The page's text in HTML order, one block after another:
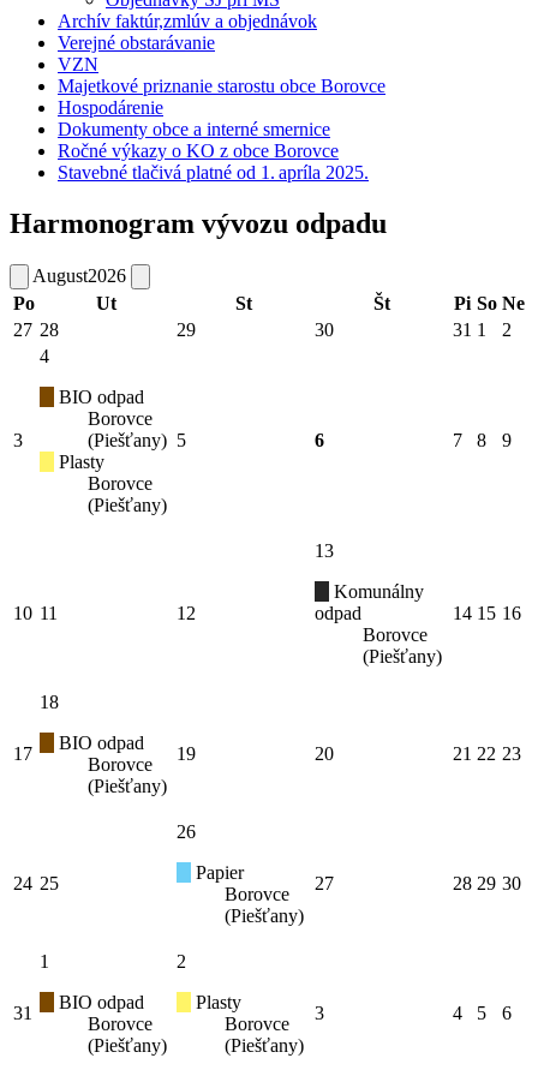
Archív faktúr,zmlúv a objednávok
Verejné obstarávanie
VZN
Majetkové priznanie starostu obce Borovce
Hospodárenie
Dokumenty obce a interné smernice
Ročné výkazy o KO z obce Borovce
Stavebné tlačivá platné od 1. apríla 2025.
Harmonogram vývozu odpadu
August2026
Po
Ut St Št Pi So Ne
27 28 29 30 31 1 2
3
4
BIO odpad
Borovce
(Piešťany)
Plasty
Borovce
(Piešťany)
5 6 7 8 9
10 11 12
13
Komunálny
odpad
Borovce
(Piešťany)
14 15 16
17
18
BIO odpad
Borovce
(Piešťany)
19 20 21 22 23
24 25
26
Papier
Borovce
(Piešťany)
27 28 29 30
31
1
BIO odpad
Borovce
(Piešťany)
2
Plasty
Borovce
(Piešťany)
3 4 5 6